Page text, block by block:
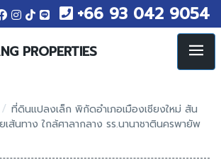
+66 93 042 9054
PROPERTIES
/ ที่ดินแปลงเล็ก พิกัดอำเภอเมืองเชียงใหม่ สัน
เส้นทาง ใกล้ศาลากลาง รร.นานาชาตินครพายัพ